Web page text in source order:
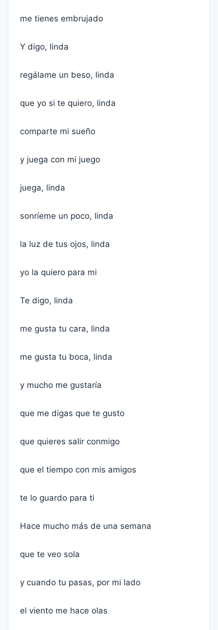
me tienes embrujado
Y digo, linda
regálame un beso, linda
que yo si te quiero, linda
comparte mi sueño
y juega con mi juego
juega, linda
sonríeme un poco, linda
la luz de tus ojos, linda
yo la quiero para mi
Te digo, linda
me gusta tu cara, linda
me gusta tu boca, linda
y mucho me gustaría
que me digas que te gusto
que quieres salir conmigo
que el tiempo con mis amigos
te lo guardo para ti
Hace mucho más de una semana
que te veo sola
y cuando tu pasas, por mi lado
el viento me hace olas